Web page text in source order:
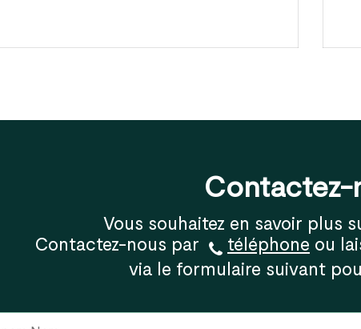
Contactez-
Vous souhaitez en savoir plus
Contactez-nous par
téléphone ou
via le formulaire suivant